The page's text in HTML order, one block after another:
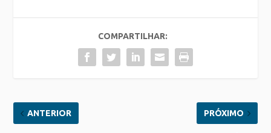
COMPARTILHAR:
ANTERIOR PRÓXIMO